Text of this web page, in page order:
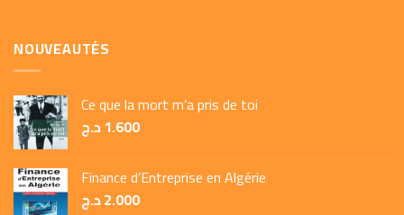
NOUVEAUTÉS
Ce que la mort m’a pris de toi
1.600د.ج
Finance d’Entreprise en Algérie
2.000د.ج